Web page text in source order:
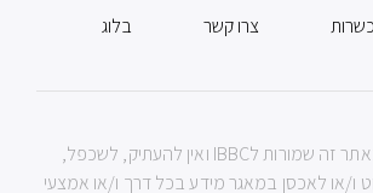
בלוג צרו קשר
כל הזכויות למידע באתר זה שמורות לIBBC ואין להעתיק, לשכפל,
ו/או לאכסן במאגר מידע בכל דרך ו/או אמצעי